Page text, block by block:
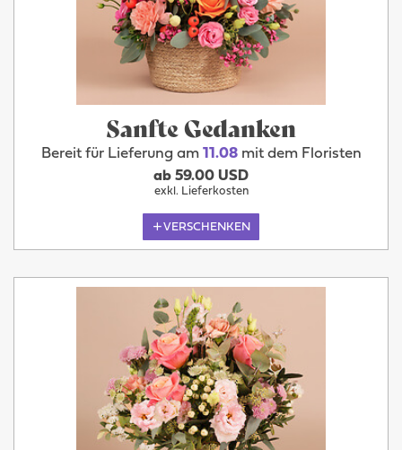
Sanfte Gedanken
Bereit für Lieferung am 11.08mit dem Floristen
ab 59.00 USD
exkl. Lieferkosten
VERSCHENKEN